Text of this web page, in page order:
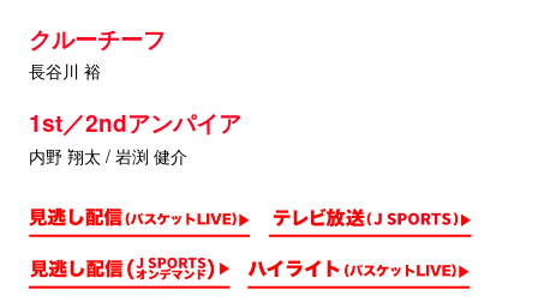
クルーチーフ
長谷川 裕
1st／2ndアンパイア
内野 翔太 / 岩渕 健介